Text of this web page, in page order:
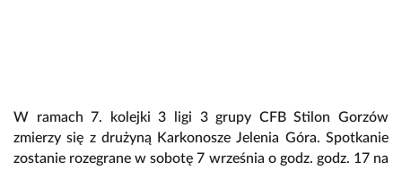
W ramach 7. kolejki 3 ligi 3 grupy CFB Stilon Gorzów
zmierzy się z drużyną Karkonosze Jelenia Góra. Spotkanie
zostanie rozegrane w sobotę 7 września o godz. godz. 17 na